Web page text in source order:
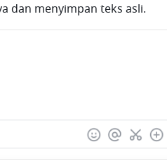
dan menyimpan teks asli.